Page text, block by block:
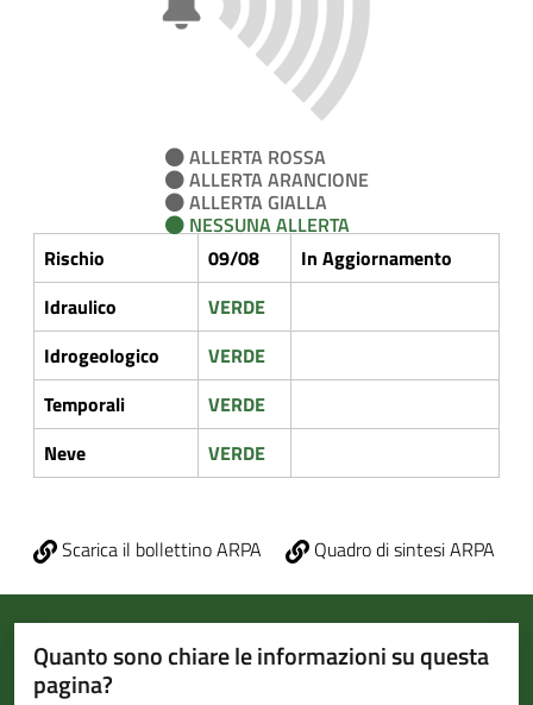
ALLERTA ROSSA
ALLERTA ARANCIONE
ALLERTA GIALLA
NESSUNA ALLERTA
Rischio
09/08
In Aggiornamento
Idraulico
VERDE
Idrogeologico
VERDE
Temporali
VERDE
Neve
VERDE
Scarica il bollettino ARPA Quadro di sintesi ARPA
Quanto sono chiare le informazioni su questa
pagina?